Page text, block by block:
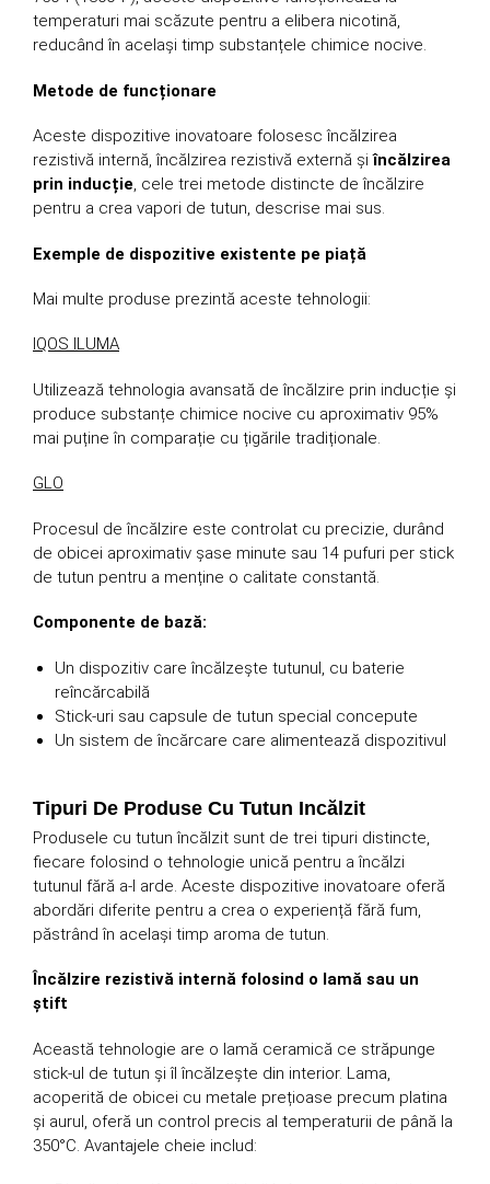
temperaturi mai scăzute pentru a elibera nicotină,
reducând în același timp substanțele chimice nocive.
Metode de funcționare
Aceste dispozitive inovatoare folosesc încălzirea
rezistivă internă, încălzirea rezistivă externă șiîncălzirea
prin inducție, cele trei metode distincte de încălzire
pentru a crea vapori de tutun, descrise mai sus.
Exemple de dispozitive existente pe piață
Mai multe produse prezintă aceste tehnologii:
IQOS ILUMA
Utilizează tehnologia avansată de încălzire prin inducție și
produce substanțe chimice nocive cu aproximativ 95%
mai puține în comparație cu țigările tradiționale.
GLO
Procesul de încălzire este controlat cu precizie, durând
de obicei aproximativ șase minute sau 14 pufuri per stick
de tutun pentru a menține o calitate constantă.
Componente de bază:
Un dispozitiv care încălzește tutunul, cu baterie
reîncărcabilă
Stick-uri sau capsule de tutun special concepute
Un sistem de încărcare care alimentează dispozitivul
Tipuri De Produse Cu Tutun Incălzit
Produsele cu tutun încălzit sunt de trei tipuri distincte,
fiecare folosind o tehnologie unică pentru a încălzi
tutunul fără a-l arde. Aceste dispozitive inovatoare oferă
abordări diferite pentru a crea o experiență fără fum,
păstrând în același timp aroma de tutun.
Încălzire rezistivă internă folosind o lamă sau un
știft
Această tehnologie are o lamă ceramică ce străpunge
stick-ul de tutun și îl încălzește din interior. Lama,
acoperită de obicei cu metale prețioase precum platina
și aurul, oferă un control precis al temperaturii de până la
350°C. Avantajele cheie includ: